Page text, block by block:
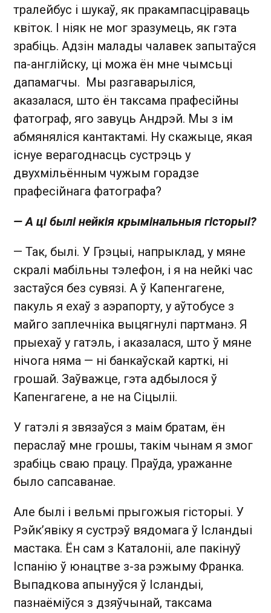
тралейбус і шукаў, як пракампасціраваць
квіток. І ніяк не мог зразумець, як гэта
зрабіць. Адзін малады чалавек запытаўся
па-англійску, ці можа ён мне чымсьці
дапамагчы. Мы разгаварыліся,
аказалася, што ён таксама прафесійны
фатограф, яго завуць Андрэй. Мы з ім
абмяняліся кантактамі. Ну скажыце, якая
існуе верагоднасць сустрэць у
двухмільённым чужым горадзе
прафесійнага фатографа?
— А ці былі нейкія крымінальныя гісторыі?
— Так, былі. У Грэцыі, напрыклад, у мяне
скралі мабільны тэлефон, і я на нейкі час
застаўся без сувязі. А ў Капенгагене,
пакуль я ехаў з аэрапорту, у аўтобусе з
майго заплечніка выцягнулі партманэ. Я
прыехаў у гатэль, і аказалася, што ў мяне
нічога няма — ні банкаўскай карткі, ні
грошай. Заўважце, гэта адбылося ў
Капенгагене, а не на Сіцыліі.
У гатэлі я звязаўся з маім братам, ён
пераслаў мне грошы, такім чынам я змог
зрабіць сваю працу. Праўда, уражанне
было сапсаванае.
Але былі і вельмі прыгожыя гісторыі. У
Рэйк’явіку я сустрэў вядомага ў Ісландыі
мастака. Ён сам з Каталоніі, але пакінуў
Іспанію ў юнацтве з-за рэжыму Франка.
Выпадкова апынуўся ў Ісландыі,
пазнаёміўся з дзяўчынай, таксама